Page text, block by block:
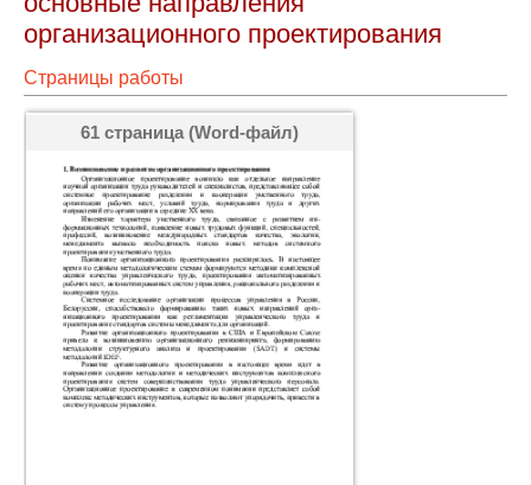
организационного проектирования
Страницы работы
61 страница (Word-файл)